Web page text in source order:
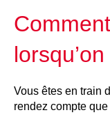
Vous êtes en train
rendez compte